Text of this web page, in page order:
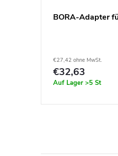
BORA-Adapter
€27,42 ohne MwSt.
€32,63
Auf Lager >5 St